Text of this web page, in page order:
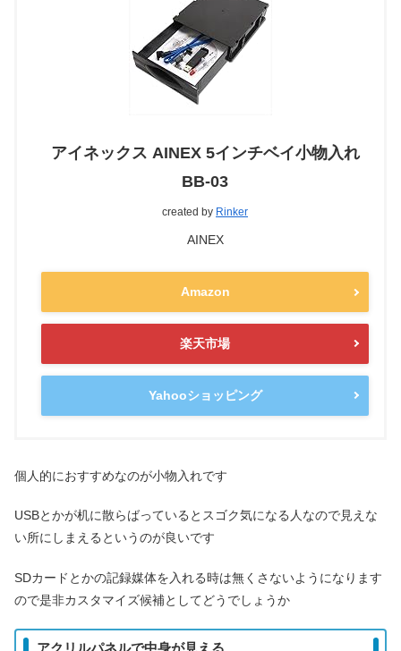
アイネックス AINEX 5インチベイ小物入れ
BB-03
created by Rinker
AINEX
Amazon
楽天市場
Yahooショッピング
個人的におすすめなのが小物入れです
USBとかが机に散らばっているとスゴク気になる人なので見えな
い所にしまえるというのが良いです
SDカードとかの記録媒体を入れる時は無くさないようになります
ので是非カスタマイズ候補としてどうでしょうか
アクリルパネルで中身が見える